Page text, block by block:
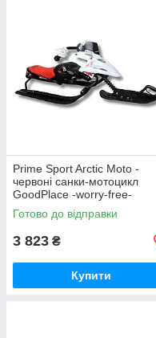
Prime Sport Arctic Moto -
червоні санки-мотоцикл
GoodPlace -worry-free-
shopping-
Готово до відправки
3 823 ₴
Купити